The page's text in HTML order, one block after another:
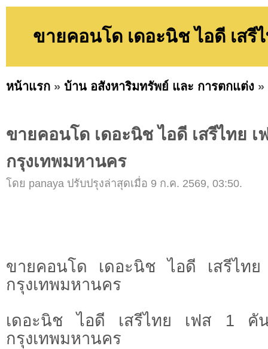
ขายคอนโด เดอะนิช ไอดี เส
หน้าแรก » บ้าน อสังหาริมทรัพย์ และ การตกแต่ง »
ขายคอนโด เดอะนิช ไอดี เสรีไทย
กรุงเทพมหานคร
โดย panaya ปรับปรุงล่าสุดเมื่อ 9 ก.ค. 2569, 03:50.
ขายคอนโด เดอะนิช ไอดี เสรีไท
กรุงเทพมหานคร
เดอะนิช ไอดี เสรีไทย เฟส 1 คั
กรุงเทพมหานคร